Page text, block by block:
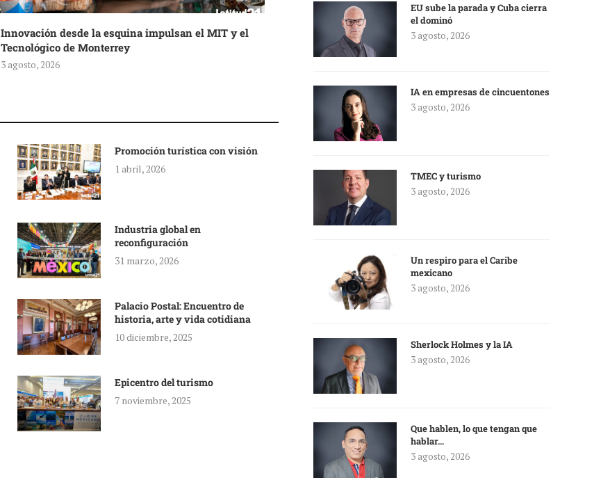
Innovación desde la esquina impulsan el MIT y el
Tecnológico de Monterrey
3 agosto, 2026
Promoción turística con visión
1 abril, 2026
Industria global en
reconfiguración
31 marzo, 2026
Palacio Postal: Encuentro de
historia, arte y vida cotidiana
10 diciembre, 2025
Epicentro del turismo
7 noviembre, 2025
EU sube la parada y Cuba cierra
el dominó
3 agosto, 2026
IA en empresas de cincuentones
3 agosto, 2026
TMEC y turismo
3 agosto, 2026
Un respiro para el Caribe
mexicano
3 agosto, 2026
Sherlock Holmes y la IA
3 agosto, 2026
Que hablen, lo que tengan que
hablar…
3 agosto, 2026